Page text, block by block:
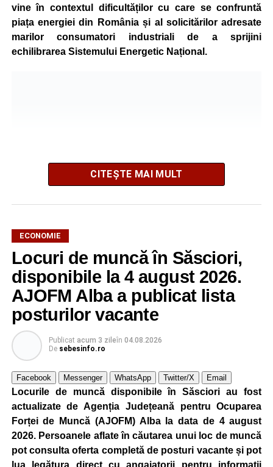
vine în contextul dificultăților cu care se confruntă
piața energiei din România și al solicitărilor adresate
marilor consumatori industriali de a sprijini
echilibrarea Sistemului Energetic Național.
Potrivit unui comunicat al companiei, măsura va fi aplicată
gradual, în funcție de necesitățile sistemului energetic.
Reprezentanții Kronospan precizează că evoluția situației
este monitorizată permanent, iar activitatea va reveni la
capacitate normală imediat ce condițiile vor permite.
Compania dă asigurări că oprirea temporară a unor linii
de producție nu va afecta livrările către clienți.
Kronospan se numără printre cei mai mari consumatori de
energie electrică din România. O parte din necesarul
energetic este acoperită prin producția proprie de energie,
realizată cu ajutorul panourilor fotovoltaice și al unităților
de cogenerare.
Reprezentanții companiei afirmă că vor continua
CITEȘTE MAI MULT
ECONOMIE
Locuri de muncă în Săsciori,
disponibile la 4 august 2026.
AJOFM Alba a publicat lista
posturilor vacante
Publicat acum 3 zileîn 04.08.2026
De sebesinfo.ro
Facebook Messenger WhatsApp Twitter/X Email
Locurile de muncă disponibile în Săsciori au fost
actualizate de Agenția Județeană pentru Ocuparea
Forței de Muncă (AJOFM) Alba la data de 4 august
2026. Persoanele aflate în căutarea unui loc de muncă
pot consulta oferta completă de posturi vacante și pot
lua legătura direct cu angajatorii pentru informații